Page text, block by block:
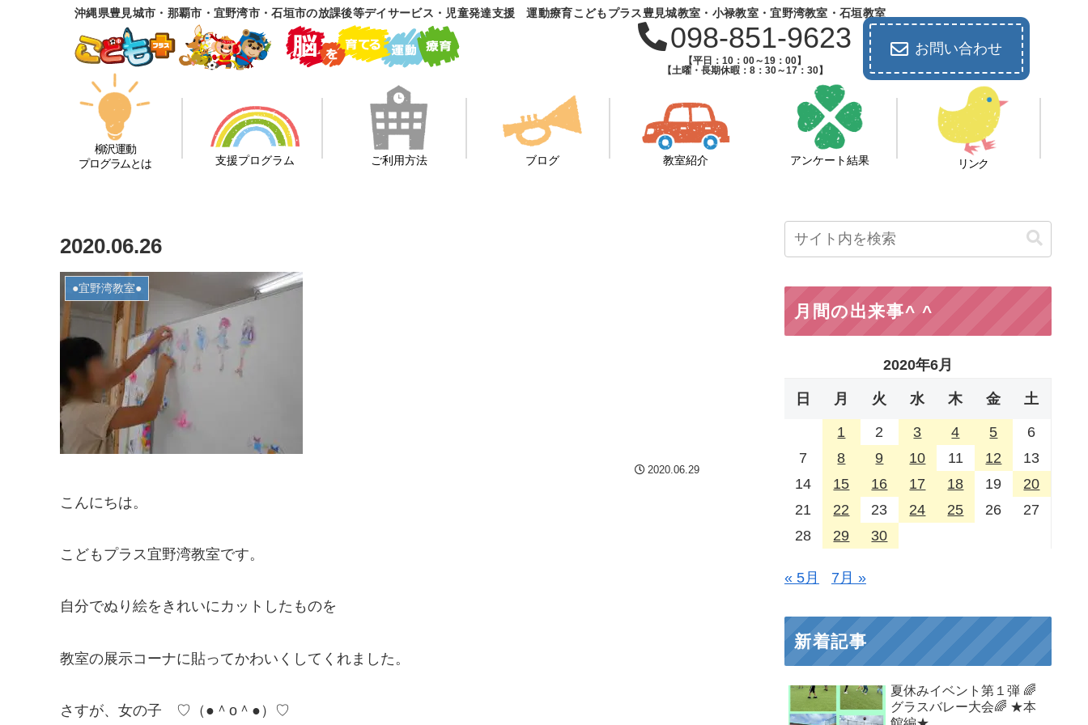
沖縄県豊見城市・那覇市・宜野湾市・石垣市の放課後等デイサービス・児童発達支援 運動療育こどもプラス豊見城教室・小禄教室・宜野湾教室・石垣教室
098-851-9623
【平日：10：00～19：00】
【土曜・長期休暇：8：30～17：30】
お問い合わせ
柳沢運動
プログラムとは
支援プログラム ご利用方法 ブログ 教室紹介 アンケート結果 リンク
2020.06.26
●宜野湾教室●
2020.06.29
こんにちは。
こどもプラス宜野湾教室です。
自分でぬり絵をきれいにカットしたものを
教室の展示コーナに貼ってかわいくしてくれました。
さすが、女の子 ♡（●＾o＾●）♡
月間の出来事^ ^
2020年6月
日 月 火 水 木 金 土
1 2 3 4 5
6
7
8 9 10 11 12
13
14
15 16 17 18 19
20
21
22 23 24 25 26
27
28
29 30
« 5月 7月 »
新着記事
夏休みイベント第１弾 🌈
グラスバレー大会🌈 ★本